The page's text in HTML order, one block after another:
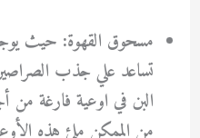
مسحوق القهوة: حيث يوجد
تساعد علي جذب
البن في اوعية فارغة